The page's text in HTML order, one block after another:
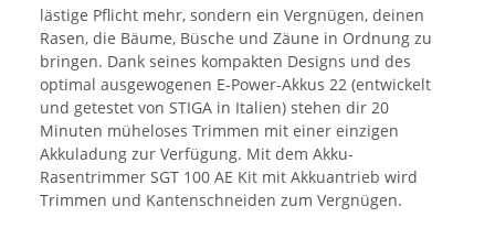
lästige Pflicht mehr, sondern ein Vergnügen, deinen
Rasen, die Bäume, Büsche und Zäune in Ordnung zu
bringen. Dank seines kompakten Designs und des
optimal ausgewogenen E-Power-Akkus 22 (entwickelt
und getestet von STIGA in Italien) stehen dir 20
Minuten müheloses Trimmen mit einer einzigen
Akkuladung zur Verfügung. Mit dem Akku-
Rasentrimmer SGT 100 AE Kit mit Akkuantrieb wird
Trimmen und Kantenschneiden zum Vergnügen.